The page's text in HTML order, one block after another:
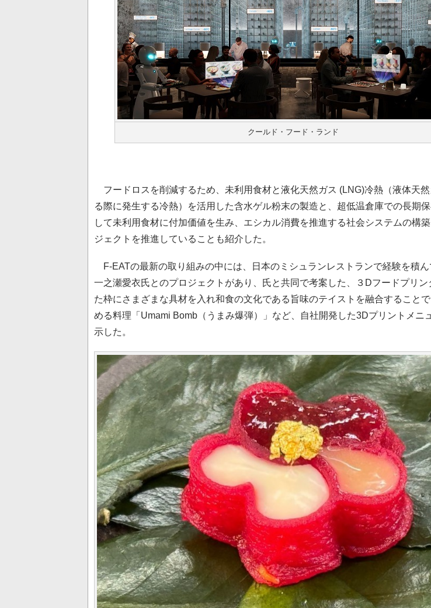
クールド・フード・ランド
フードロスを削減するため、未利用食材と液化天然ガス (LNG)冷熱（液体天
る際に発生する冷熱）を活用した含水ゲル粉末の製造と、超低温倉庫での長期
して未利用食材に付加価値を生み、エシカル消費を推進する社会システムの構
ジェクトを推進していることも紹介した。
F-EATの最新の取り組みの中には、日本のミシュランレストランで経験を積ん
一之瀬愛衣氏とのプロジェクトがあり、氏と共同で考案した、３Dフードプリン
た枠にさまざまな具材を入れ和食の文化である旨味のテイストを融合すること
める料理「Umami Bomb（うまみ爆弾）」など、自社開発した3Dプリントメニ
示した。